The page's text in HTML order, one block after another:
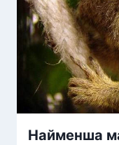
Найменша